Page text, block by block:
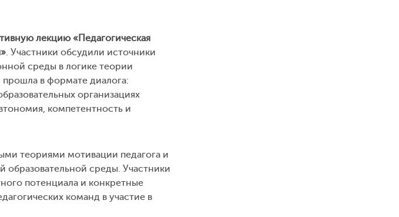
лекцию «Педагогическая
. Участники обсудили источники
среды в логике теории
в формате диалога:
организациях
компетентность и
теориями мотивации педагога и
образовательной среды. Участники
потенциала и конкретные
команд в участие в